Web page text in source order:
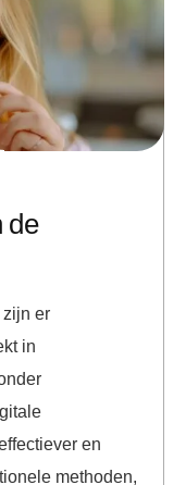
de
zijn er
in
en
methoden,